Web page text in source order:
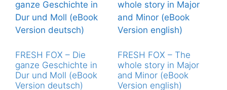
FRESH FOX – Die
ganze Geschichte in
Dur und Moll (eBook
Version deutsch)
FRESH FOX – The
whole story in Major
and Minor (eBook
Version english)